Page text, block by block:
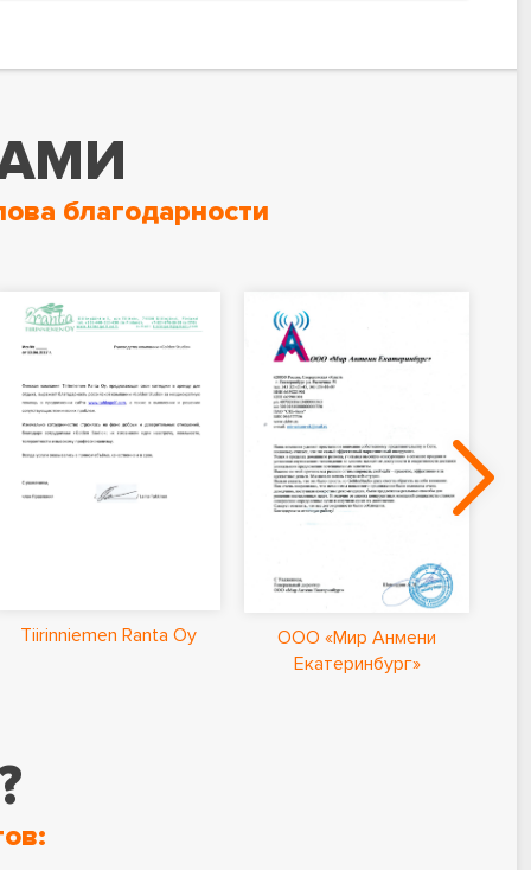
благодарности
Tiirinniemen Ranta Oy
ООО «Мир Анмени
Екатеринбург»